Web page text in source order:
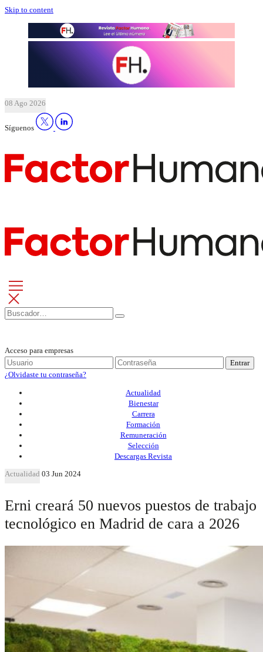
Skip to content
08 Ago 2026
Síguenos
Acceso para empresas
Entrar
¿Olvidaste tu contraseña?
Actualidad
Bienestar
Carrera
Formación
Remuneración
Selección
Descargas Revista
Actualidad 03 Jun 2024
Erni creará 50 nuevos puestos de trabajo
tecnológico en Madrid de cara a 2026